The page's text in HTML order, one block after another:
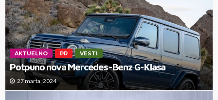
AKTUELNO PR VESTI
Potpuno nova Mercedes-Benz G-Klasa
27 marta, 2024